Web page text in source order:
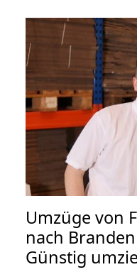
Umzüge von
nach
Günstig